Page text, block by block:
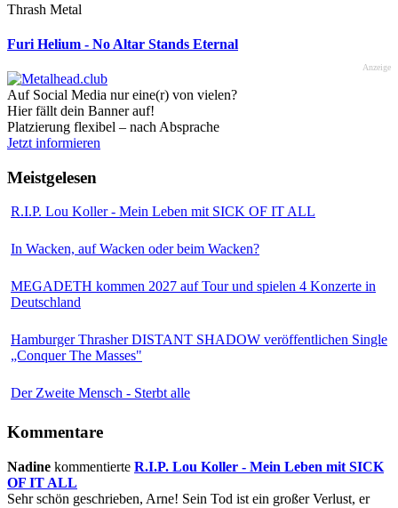
Thrash Metal
Furi Helium - No Altar Stands Eternal
Anzeige
Auf Social Media nur eine(r) von vielen?
Hier fällt dein Banner auf!
Platzierung flexibel – nach Absprache
Jetzt informieren
Meistgelesen
R.I.P. Lou Koller - Mein Leben mit SICK OF IT ALL
In Wacken, auf Wacken oder beim Wacken?
MEGADETH kommen 2027 auf Tour und spielen 4 Konzerte in
Deutschland
Hamburger Thrasher DISTANT SHADOW veröffentlichen Single
„Conquer The Masses"
Der Zweite Mensch - Sterbt alle
Kommentare
Nadine kommentierte R.I.P. Lou Koller - Mein Leben mit SICK
OF IT ALL
Sehr schön geschrieben, Arne! Sein Tod ist ein großer Verlust, er